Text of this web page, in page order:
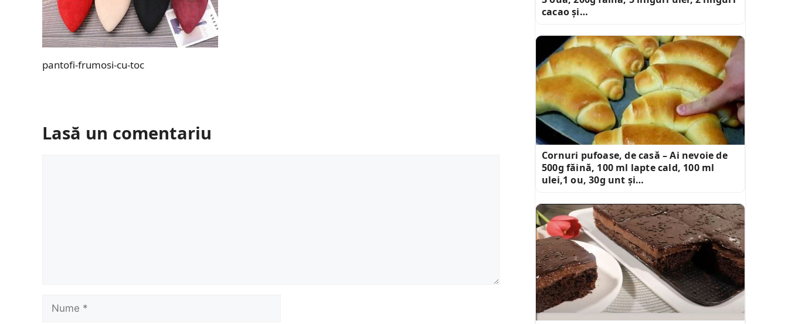
pantofi-frumosi-cu-toc
Lasă un comentariu
Nume
cacao și…
Cornuri pufoase, de casă – Ai nevoie de
500g făină, 100 ml lapte cald, 100 ml
ulei,1 ou, 30g unt și…